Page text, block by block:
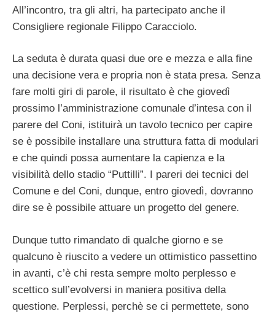
All’incontro, tra gli altri, ha partecipato anche il
Consigliere regionale Filippo Caracciolo.
La seduta è durata quasi due ore e mezza e alla fine
una decisione vera e propria non è stata presa. Senza
fare molti giri di parole, il risultato è che giovedì
prossimo l’amministrazione comunale d’intesa con il
parere del Coni, istituirà un tavolo tecnico per capire
se è possibile installare una struttura fatta di modulari
e che quindi possa aumentare la capienza e la
visibilità dello stadio “Puttilli”. I pareri dei tecnici del
Comune e del Coni, dunque, entro giovedì, dovranno
dire se è possibile attuare un progetto del genere.
Dunque tutto rimandato di qualche giorno e se
qualcuno è riuscito a vedere un ottimistico passettino
in avanti, c’è chi resta sempre molto perplesso e
scettico sull’evolversi in maniera positiva della
questione. Perplessi, perchè se ci permettete, sono